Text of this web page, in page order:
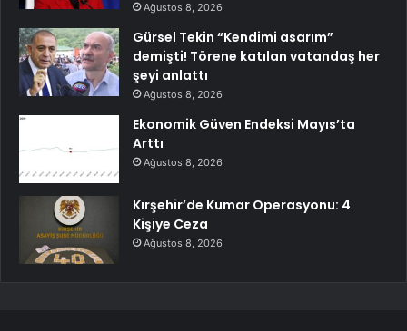
Ağustos 8, 2026
Gürsel Tekin “Kendimi asarım”
demişti! Törene katılan vatandaş her
şeyi anlattı
Ağustos 8, 2026
Ekonomik Güven Endeksi Mayıs’ta
Arttı
Ağustos 8, 2026
Kırşehir’de Kumar Operasyonu: 4
Kişiye Ceza
Ağustos 8, 2026